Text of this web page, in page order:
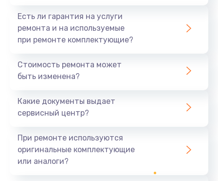
Есть ли гарантия на услуги
ремонта и на используемые
при ремонте комплектующие?
Стоимость ремонта может
быть изменена?
Какие документы выдает
сервисный центр?
При ремонте используются
оригинальные комплектующие
или аналоги?